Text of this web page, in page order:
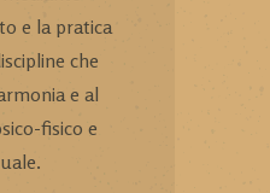
e la pratica
che
e al
fisico e